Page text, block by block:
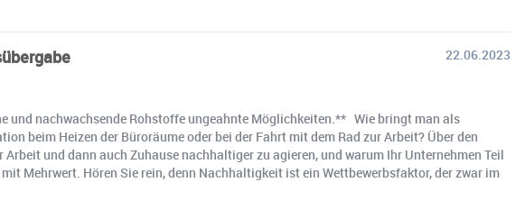
22.06.2023
nachwachsende Rohstoffe ungeahnte Möglichkeiten.** Wie bringt man als
beim Heizen der Büroräume oder bei der Fahrt mit dem Rad zur Arbeit? Über den
und dann auch Zuhause nachhaltiger zu agieren, und warum Ihr Unternehmen Teil
Mehrwert. Hören Sie rein, denn Nachhaltigkeit ist ein Wettbewerbsfaktor, der zwar im